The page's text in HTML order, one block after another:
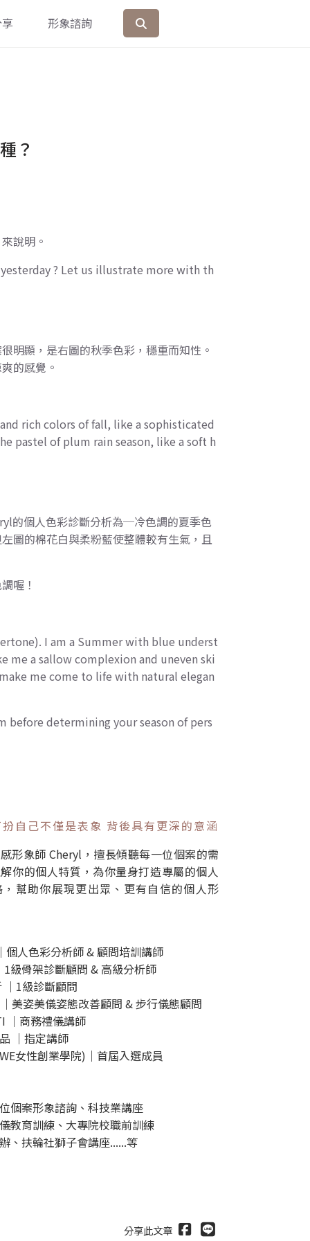
形象諮詢
？
說明。
? Let us illustrate more with th
明顯，是右圖的秋季色彩，穩重而知性。
的感覺。
rich colors of fall, like a sophisticated
pastel of plum rain season, like a soft h
的個人色彩診斷分析為─冷色調的夏季色
圖的棉花白與柔粉藍使整體較有生氣，且
喔！
I am a Summer with blue underst
me a sallow complexion and uneven ski
me come to life with natural elegan
determining your season of pers
自己不僅是表象 背後具有更深的意涵
形象師 Cheryl，擅長傾聽每一位個案的需
你的個人特質，為你量身打造專屬的個人
幫助你展現更出眾、更有自信的個人形
個人色彩分析師 & 顧問培訓講師
1級骨架診斷顧問 & 高級分析師
｜1級診斷顧問
美姿美儀姿態改善顧問 & 步行儀態顧問
｜商務禮儀講師
｜指定講師
女性創業學院)｜首屆入選成員
個案形象諮詢、科技業講座
教育訓練、大專院校職前訓練
、扶輪社獅子會講座......等
分享此文章